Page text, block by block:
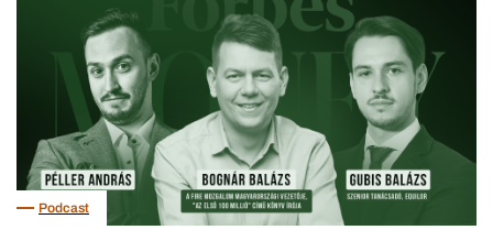
Podcast